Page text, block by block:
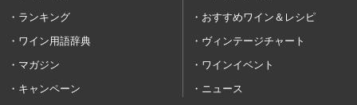
ランキング
おすすめワイン＆レシピ
ワイン用語辞典
ヴィンテージチャート
マガジン
ワインイベント
キャンペーン
ニュース